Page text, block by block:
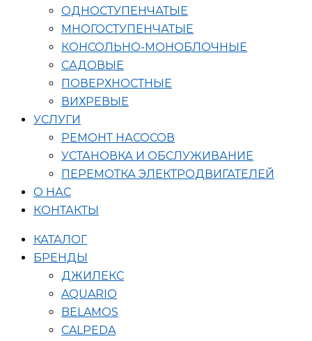
ОДНОСТУПЕНЧАТЫЕ
МНОГОСТУПЕНЧАТЫЕ
КОНСОЛЬНО-МОНОБЛОЧНЫЕ
САДОВЫЕ
ПОВЕРХНОСТНЫЕ
ВИХРЕВЫЕ
УСЛУГИ
РЕМОНТ НАСОСОВ
УСТАНОВКА И ОБСЛУЖИВАНИЕ
ПЕРЕМОТКА ЭЛЕКТРОДВИГАТЕЛЕЙ
О НАС
КОНТАКТЫ
КАТАЛОГ
БРЕНДЫ
ДЖИЛЕКС
AQUARIO
BELAMOS
CALPEDA